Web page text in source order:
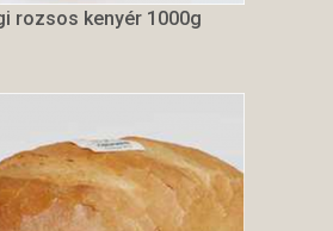
rozsos kenyér 1000g